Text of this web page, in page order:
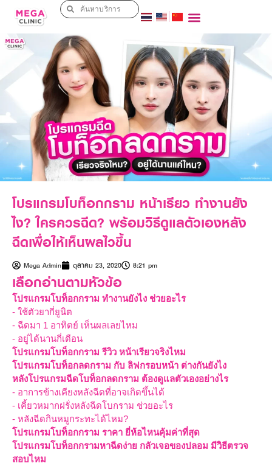
โปรแกรมโบท็อกกราม หน้าเรียว ทำงานยัง
ไง? ใครควรฉีด? พร้อมวิธีดูแลตัวเองหลัง
ฉีดเพื่อให้เห็นผลไวขึ้น
Mega Admin ตุลาคม 23, 2020 8:21 pm
เลือกอ่านตามหัวข้อ
โปรแกรมโบท็อกกราม ทำงานยังไง ช่วยอะไร
- ใช้ตัวยากี่ยูนิต
- ฉีดมา 1 อาทิตย์ เห็นผลเลยไหม
- อยู่ได้นานกี่เดือน
โปรแกรมโบท็อกกราม รีวิว หน้าเรียวจริงไหม
โปรแกรมโบท็อกลดกราม กับ ลิฟกรอบหน้า ต่างกันยังไง
หลังโปรแกรมฉีดโบท็อกลดกราม ต้องดูแลตัวเองอย่างไร
- อาการข้างเคียงหลังฉีดที่อาจเกิดขึ้นได้
- เคี้ยวหมากฝรั่งหลังฉีดโบกราม ช่วยอะไร
- หลังฉีดกินหมูกระทะได้ไหม?
โปรแกรมโบท็อกกราม ราคา ยี่ห้อไหนคุ้มค่าที่สุด
โปรแกรมโบท็อกกรามหาฉีดง่าย กลัวเจอของปลอม มีวิธีตรวจ
สอบไหม